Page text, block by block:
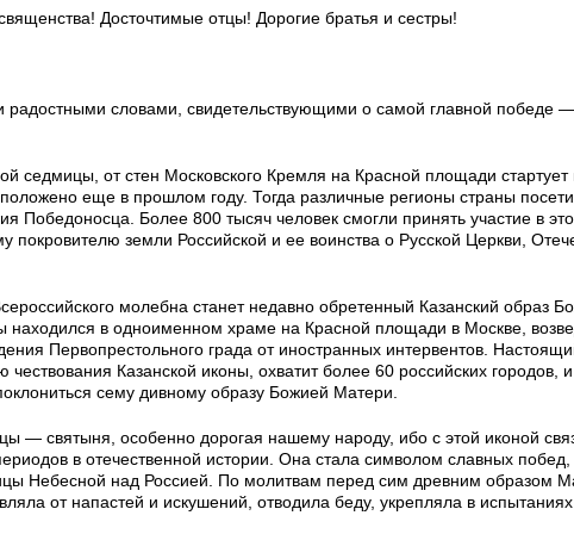
Досточтимые отцы! Дорогие братья и сестры!
радостными словами, свидетельствующими о самой главной победе
cедмицы, от стен Московского Кремля на Красной площади
еще в прошлом году. Тогда различные регионы страны
Победоносца. Более 800 тысяч человек смогли принять участие в
покровителю земли Российской и ее воинства о Русской Церкви,
молебна станет недавно обретенный Казанский образ
находился в одноименном храме на Красной площади в Москве,
Первопрестольного града от иностранных интервентов.
Казанской иконы, охватит более 60 российских городов,
сему дивному образу Божией Матери.
— святыня, особенно дорогая нашему народу, ибо с этой иконой
в отечественной истории. Она стала символом славных побед,
Небесной над Россией. По молитвам перед сим древним образом
от напастей и искушений, отводила беду, укрепляла в